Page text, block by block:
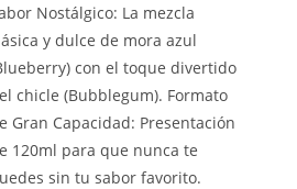
Nostálgico: La mezcla
y dulce de mora azul
con el toque divertido
chicle (Bubblegum). Formato
Gran Capacidad: Presentación
120ml para que nunca te
sin tu sabor favorito.